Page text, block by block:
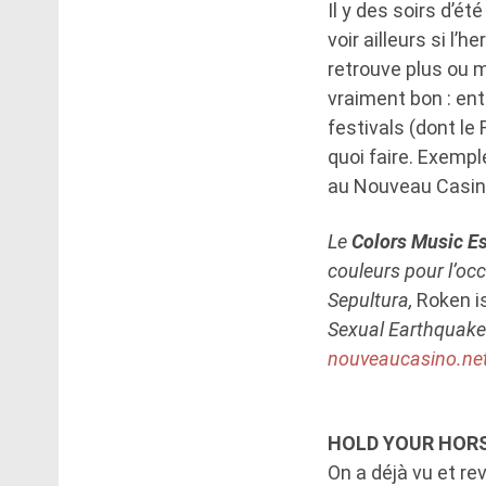
Il y des soirs
voir ailleurs si
retrouve plus ou
vraiment bon :
festivals (dont le
quoi faire.
au Nouveau
LeColors Music
couleurs pour
Sepultura, Roken
Sexual
HOLD YOUR
On a déjà vu et